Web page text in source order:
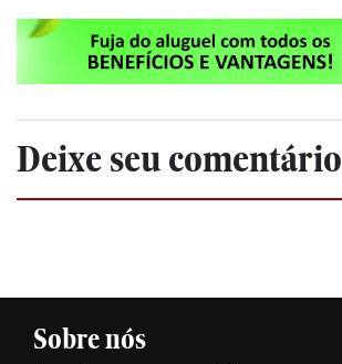
Deixe seu comentário
Sobre nós